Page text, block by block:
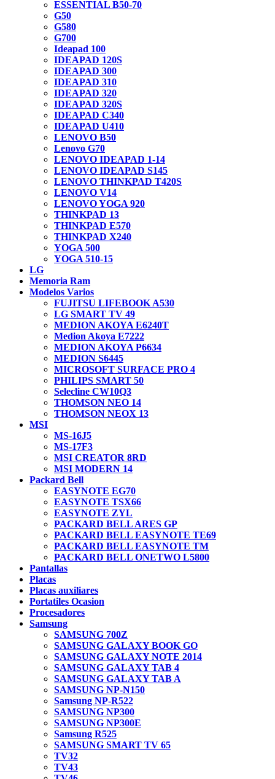
ESSENTIAL B50-70
G50
G580
G700
Ideapad 100
IDEAPAD 120S
IDEAPAD 300
IDEAPAD 310
IDEAPAD 320
IDEAPAD 320S
IDEAPAD C340
IDEAPAD U410
LENOVO B50
Lenovo G70
LENOVO IDEAPAD 1-14
LENOVO IDEAPAD S145
LENOVO THINKPAD T420S
LENOVO V14
LENOVO YOGA 920
THINKPAD 13
THINKPAD E570
THINKPAD X240
YOGA 500
YOGA 510-15
LG
Memoria Ram
Modelos Varios
FUJITSU LIFEBOOK A530
LG SMART TV 49
MEDION AKOYA E6240T
Medion Akoya E7222
MEDION AKOYA P6634
MEDION S6445
MICROSOFT SURFACE PRO 4
PHILIPS SMART 50
Selecline CW10Q3
THOMSON NEO 14
THOMSON NEOX 13
MSI
MS-16J5
MS-17F3
MSI CREATOR 8RD
MSI MODERN 14
Packard Bell
EASYNOTE EG70
EASYNOTE TSX66
EASYNOTE ZYL
PACKARD BELL ARES GP
PACKARD BELL EASYNOTE TE69
PACKARD BELL EASYNOTE TM
PACKARD BELL ONETWO L5800
Pantallas
Placas
Placas auxiliares
Portatiles Ocasion
Procesadores
Samsung
SAMSUNG 700Z
SAMSUNG GALAXY BOOK GO
SAMSUNG GALAXY NOTE 2014
SAMSUNG GALAXY TAB 4
SAMSUNG GALAXY TAB A
SAMSUNG NP-N150
Samsung NP-R522
SAMSUNG NP300
SAMSUNG NP300E
Samsung R525
SAMSUNG SMART TV 65
TV32
TV43